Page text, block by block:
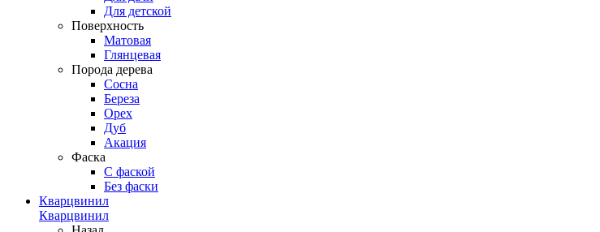
Для детской
Поверхность
Матовая
Глянцевая
Порода дерева
Сосна
Береза
Орех
Дуб
Акация
Фаска
С фаской
Без фаски
Кварцвинил
Кварцвинил